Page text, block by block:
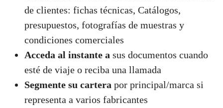
de clientes: fichas técnicas, Catálogos,
presupuestos, fotografías de muestras y
condiciones comerciales
Acceda al instante a sus documentos cuando
esté de viaje o reciba una llamada
Segmente su cartera por principal/marca si
representa a varios fabricantes